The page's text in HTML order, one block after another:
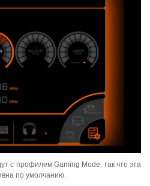
с профилем Gaming Mode, так что эта
по умолчанию.